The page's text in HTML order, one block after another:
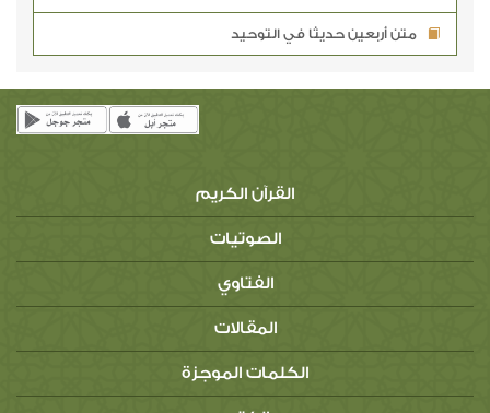
متن أربعين حديثا في التوحيد
القرآن الكريم
الصوتيات
الفتاوي
المقالات
الكلمات الموجزة